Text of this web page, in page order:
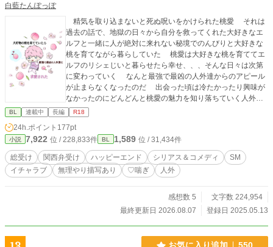
白藍たんぽっぽ
精気を取り込まないと死ぬ呪いをかけられた桃愛 それは
過去の話で、地獄の日々から自分を救ってくれた大好きなエ
ルフと一緒に人が絶対に来れない秘境でのんびりと大好きな
桃を育てながら暮らしていた 桃愛は大好きな桃を育ててエ
ルフのリシェじいと暮らせたら幸せ、、、そんな日々は次第
に変わっていく なんと最強で最凶の人外達からのアピール
が止まらなくなったのだ 出会った頃は冷たかったり興味が
なかったのにどんどんと桃愛の魅力を知り落ちていく人外達
最強で最凶な彼らの愛情は重く桃愛は困り果てていた。け
れど人外達の目からみたら満更でもない桃愛の反応が可愛く
さらに愛しさが募ってしまう そんな可愛い桃愛に心を乱さ
れる人外達はどうやったら桃愛を手に入れられるのかと試行
錯誤を重ねていた 「俺、桃育てたいだけやねんっ、、、やの
に俺の気持ち分かってくれるやつ誰もおらんやん！そんなん
やったらもうみんな嫌いや！、、、家出してやる！、、、
っ！？いや離してぇな！俺は家出するんやっ」 ◆個性溢れ
る人外攻め ・面倒くさがりエルフ ・魔王の息子俺様次男 ・
BL 連載中 長編 R18
24h.ポイント 177pt
小説 7,922 位 / 228,833件 BL 1,589 位 / 31,434件
総受け 関西弁受け ハッピーエンド シリアス＆コメディ
SM
イチャラブ
無理やり描写あり ♡喘ぎ 人外
感想数 5
文字数 224,954
最終更新日 2026.08.07
登録日 2025.05.13